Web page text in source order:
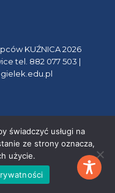
KUŹNICA 2026
tel. 882 077 503 |
świadczyć usługi na
ze strony oznacza,
użycie.